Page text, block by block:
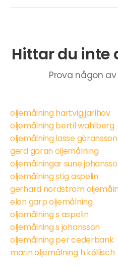
Hittar du inte
Prova någon
oljemålning hartvig jarlhov
oljemålning bertil wahlberg
oljemålning lasse göransson
gerd göran oljemålning
oljemålningar sune
oljemålning stig aspelin
gerhard nordström
elon garp oljemålning
oljemålning s aspelin
oljemålning s johansson
oljemålning per cederbank
marin oljemålning h köllisch